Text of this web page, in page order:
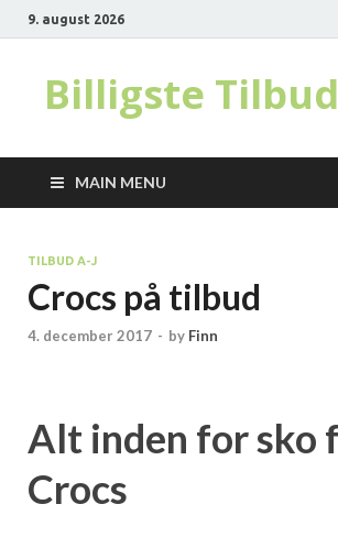
9. august 2026
Billigste Tilbud
MAIN MENU
TILBUD A-J
Crocs på tilbud
4. december 2017 - by Finn
Alt inden for sko
Crocs